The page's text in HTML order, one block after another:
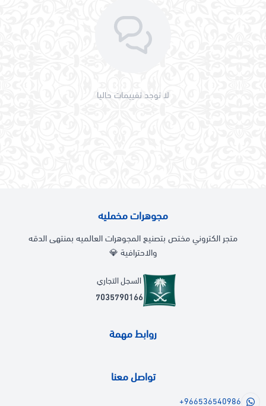
لا توجد تقييمات حاليا
مجوهرات مخمليه
متجر الكتروني مختص بتصنيع المجوهرات العالميه بمنتهى الدقه
والاحترافية 💎
السجل التجاري
7035790166
روابط مهمة
تواصل معنا
+966536540986